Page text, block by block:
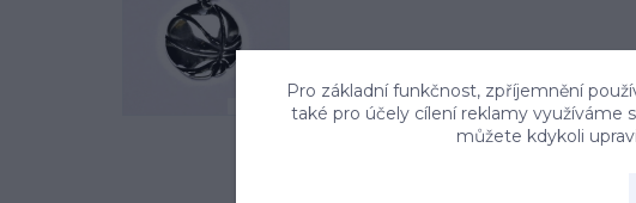
Pro základní funkčnost, zpříjemnění
také pro účely cílení reklamy využíváme
můžete kdykoli